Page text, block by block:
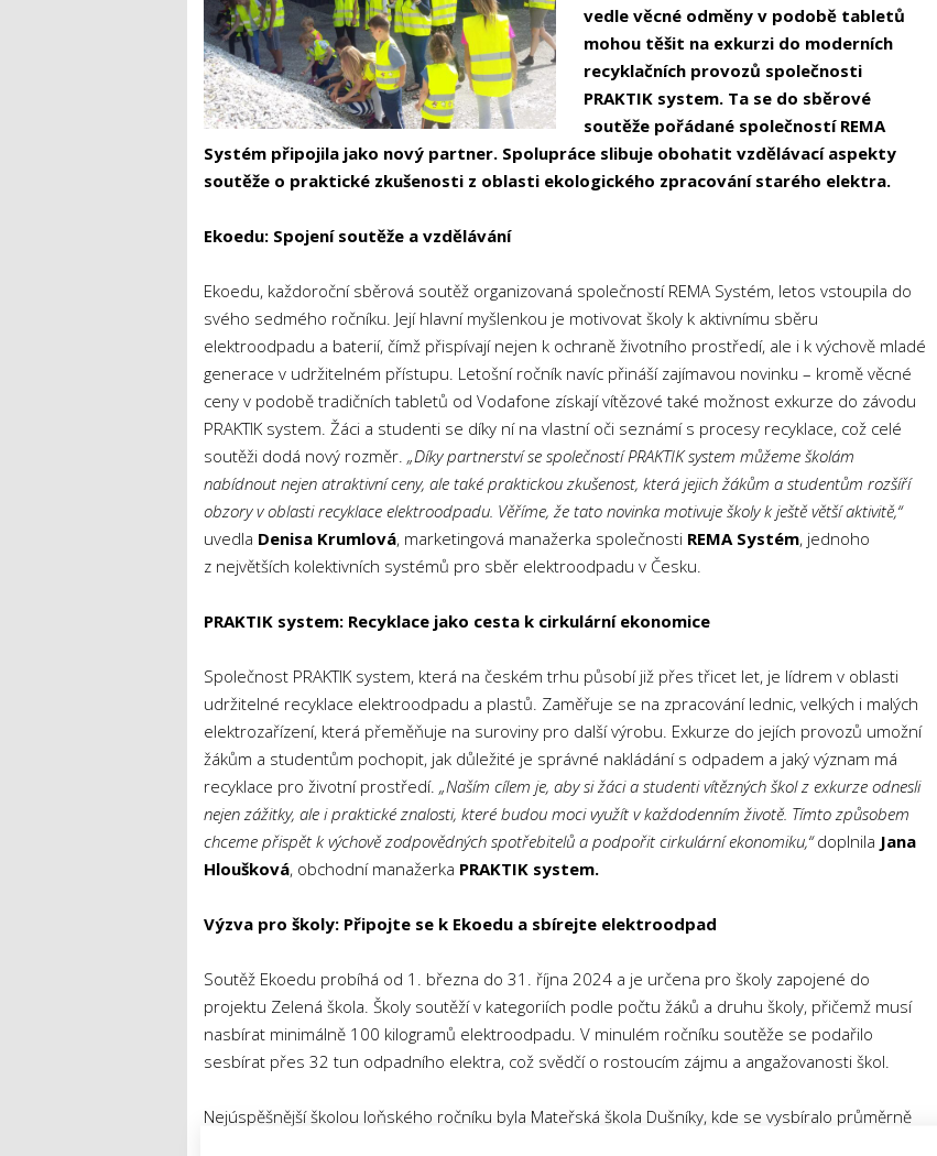
vedle věcné odměny v podobě tabletů
mohou těšit na exkurzi do moderních
recyklačních provozů společnosti
PRAKTIK system. Ta se do sběrové
soutěže pořádané společností REMA
Systém připojila jako nový partner. Spolupráce slibuje obohatit vzdělávací aspekty
soutěže o praktické zkušenosti z oblasti ekologického zpracování starého elektra.
Ekoedu: Spojení soutěže a vzdělávání
Ekoedu, každoroční sběrová soutěž organizovaná společností REMA Systém, letos vstoupila do
svého sedmého ročníku. Její hlavní myšlenkou je motivovat školy k aktivnímu sběru
elektroodpadu a baterií, čímž přispívají nejen k ochraně životního prostředí, ale i k výchově mladé
generace v udržitelném přístupu. Letošní ročník navíc přináší zajímavou novinku – kromě věcné
ceny v podobě tradičních tabletů od Vodafone získají vítězové také možnost exkurze do závodu
PRAKTIK system. Žáci a studenti se díky ní na vlastní oči seznámí s procesy recyklace, což celé
soutěži dodá nový rozměr. „Díky partnerství se společností PRAKTIK system můžeme školám
nabídnout nejen atraktivní ceny, ale také praktickou zkušenost, která jejich žákům a studentům rozšíří
obzory v oblasti recyklace elektroodpadu. Věříme, že tato novinka motivuje školy k ještě větší aktivitě,“
uvedla Denisa Krumlová, marketingová manažerka společnosti REMA Systém, jednoho
z největších kolektivních systémů pro sběr elektroodpadu v Česku.
PRAKTIK system: Recyklace jako cesta k cirkulární ekonomice
Společnost PRAKTIK system, která na českém trhu působí již přes třicet let, je lídrem v oblasti
udržitelné recyklace elektroodpadu a plastů. Zaměřuje se na zpracování lednic, velkých i malých
elektrozařízení, která přeměňuje na suroviny pro další výrobu. Exkurze do jejích provozů umožní
žákům a studentům pochopit, jak důležité je správné nakládání s odpadem a jaký význam má
recyklace pro životní prostředí. „Naším cílem je, aby si žáci a studenti vítězných škol z exkurze odnesli
nejen zážitky, ale i praktické znalosti, které budou moci využít v každodenním životě. Tímto způsobem
chceme přispět k výchově zodpovědných spotřebitelů a podpořit cirkulární ekonomiku,“doplnila Jana
Hloušková, obchodní manažerka PRAKTIK system.
Výzva pro školy: Připojte se k Ekoedu a sbírejte elektroodpad
Soutěž Ekoedu probíhá od 1. března do 31. října 2024 a je určena pro školy zapojené do
projektu Zelená škola. Školy soutěží v kategoriích podle počtu žáků a druhu školy, přičemž musí
nasbírat minimálně 100 kilogramů elektroodpadu. V minulém ročníku soutěže se podařilo
sesbírat přes 32 tun odpadního elektra, což svědčí o rostoucím zájmu a angažovanosti škol.
Nejúspěšnější školou loňského ročníku byla Mateřská škola Dušníky, kde se vysbíralo průměrně